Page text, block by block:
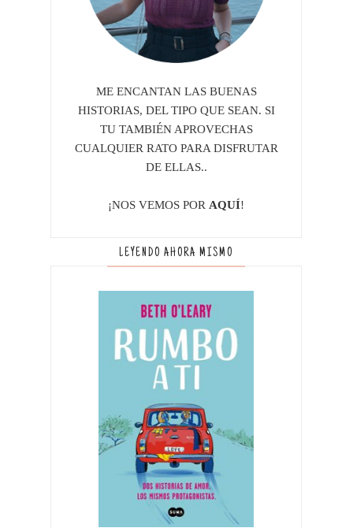
ME ENCANTAN LAS BUENAS
HISTORIAS, DEL TIPO QUE SEAN. SI
TU TAMBIÉN APROVECHAS
CUALQUIER RATO PARA DISFRUTAR
DE ELLAS..
¡NOS VEMOS PORAQUÍ!
LEYENDO AHORA MISMO